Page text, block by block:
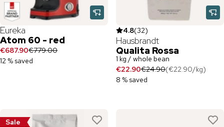
Eureka
Atom 60 - red
€687.90€779.00
12 % saved
4.8(32)
Hausbrandt
Qualita Rossa
1 kg / whole bean
€22.90€24.90(€22.90/kg)
8 % saved
Sale